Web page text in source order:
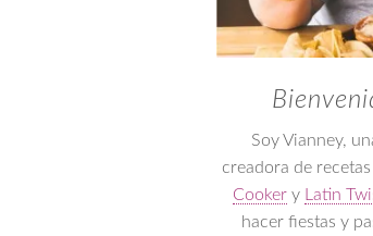
Soy Vianney,
creadora de
Cooker y Latin
hacer fiestas y